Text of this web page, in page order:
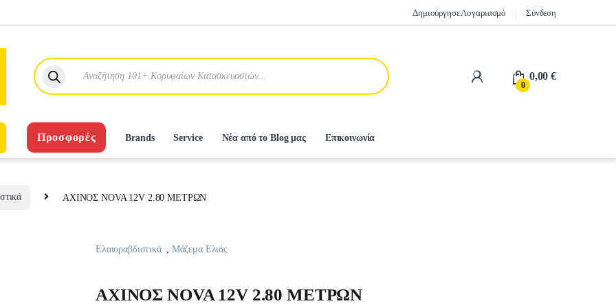
Δημιούργησε Λογαριασμό Σύνδεση
Products search
0
0,00€
Προσφορές Brands Service Νέα από το Blog μας Επικοινωνία
AXINOΣ NOVA 12V 2.80 METPΩN
Ελαιοραβδιστικά , Μάζεμα Ελιάς
AXINOΣ NOVA 12V 2.80 METPΩN